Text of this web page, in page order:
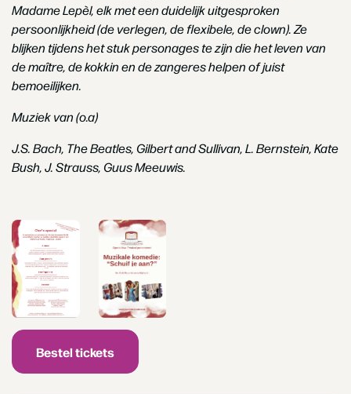
Madame Lepèl, elk met een duidelijkuitgesproken
persoonlijkheid (de verlegen, de flexibele, de clown). Ze
blijken tijdens het stuk personages te zijn die het leven van
de maître, dekokkin en de zangeres helpen of juist
bemoeilijken.
Muziek van (o.a)
J.S. Bach, The Beatles, Gilbert and Sullivan, L. Bernstein, Kate
Bush, J. Strauss,Guus Meeuwis.
Bestel tickets